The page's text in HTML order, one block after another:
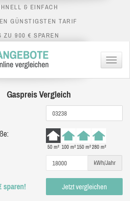
& EINFACH
GÜNSTIGSTEN TARIF
ZU 900 € SPAREN
Menü
Gaspreis Vergleich
50 m² 100 m²150 m²280 m²
kWh/Jahr
sparen! Jetzt vergleichen